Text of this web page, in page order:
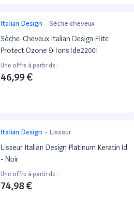
Italian Design - Sèche cheveux
Sèche-Cheveux Italian Design Elite
Protect Ozone & Ions Ide2200I
Une offre à partir de :
46,99 €
Italian Design - Lisseur
Lisseur Italian Design Platinum Keratin Id
- Noir
Une offre à partir de :
74,98 €